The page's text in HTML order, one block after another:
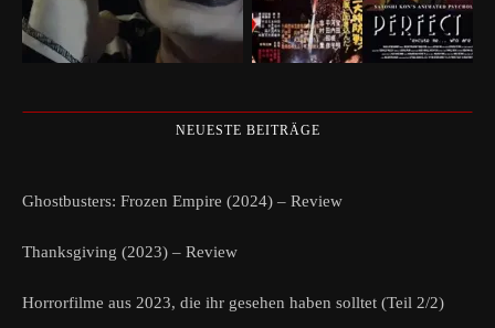
NEUESTE BEITRÄGE
Ghostbusters: Frozen Empire (2024) – Review
Thanksgiving (2023) – Review
Horrorfilme aus 2023, die ihr gesehen haben solltet (Teil 2/2)